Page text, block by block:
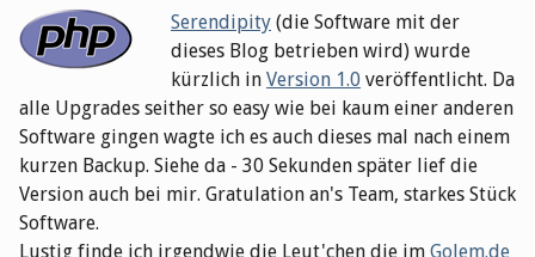
Serendipity (die Software mit der
dieses Blog betrieben wird) wurde
kürzlich in Version 1.0 veröffentlicht. Da
alle Upgrades seither so easy wie bei kaum einer anderen
Software gingen wagte ich es auch dieses mal nach einem
kurzen Backup. Siehe da - 30 Sekunden später lief die
Version auch bei mir. Gratulation an's Team, starkes Stück
Software.
Lustig finde ich irgendwie die Leut'chen die im Golem.de